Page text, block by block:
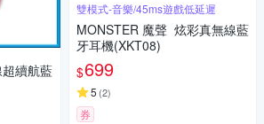
續航藍
雙模式-音樂/45ms遊戲低延遲
MONSTER 魔聲 炫彩真無線藍
牙耳機(XKT08)
$699
5 (2)
券